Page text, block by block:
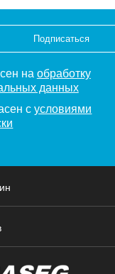
Подписаться
на обработку
данных
сусловиями